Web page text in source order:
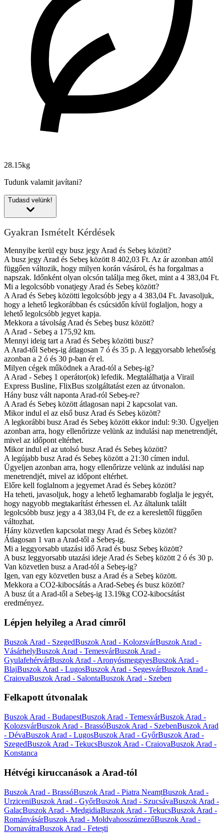
28.15kg
Tudunk valamit javítani?
Tudasd velünk!
Gyakran Ismételt Kérdések
Mennyibe kerül egy busz jegy Arad és Sebeş között?
A busz jegy Arad és Sebeş között 8 402,03 Ft. Az ár azonban attól
függően változik, hogy milyen korán vásárol, és ha forgalmas a
napszak. Időnként olyan olcsón találja meg őket, mint a 4 383,04 Ft.
Mi a legolcsóbb vonatjegy Arad és Sebeş között?
A Arad és Sebeş közötti legolcsóbb jegy a 4 383,04 Ft. Javasoljuk,
hogy a lehető legkorábban és csúcsidőn kívül foglaljon, hogy a
lehető legolcsóbb jegyet kapja.
Mekkora a távolság Arad és Sebeş busz között?
A Arad - Sebeş a 175,92 km.
Mennyi ideig tart a Arad és Sebeş közötti busz?
A Arad-től Sebeş-ig átlagosan 7 ó és 35 p. A leggyorsabb lehetőség
azonban a 2 ó és 30 p-ban ér el.
Milyen cégek működnek a Arad-tól a Sebeş-ig?
A Arad - Sebeş 1 operátor(ok) lefedik. Megtalálhatja a Virail
Express Busline, FlixBus szolgáltatást ezen az útvonalon.
Hány busz vált naponta Arad-ról Sebeş-re?
A Arad és Sebeş között átlagosan napi 2 kapcsolat van.
Mikor indul el az első busz Arad és Sebeş között?
A legkorábbi busz Arad és Sebeş között ekkor indul: 9:30. Ügyeljen
azonban arra, hogy ellenőrizze velünk az indulási nap menetrendjét,
mivel az időpont eltérhet.
Mikor indul el az utolsó busz Arad és Sebeş között?
A legújabb busz Arad és Sebeş között a 21:30 címen indul.
Ügyeljen azonban arra, hogy ellenőrizze velünk az indulási nap
menetrendjét, mivel az időpont eltérhet.
Előre kell foglalnom a jegyemet Arad és Sebeş között?
Ha teheti, javasoljuk, hogy a lehető leghamarabb foglalja le jegyét,
hogy nagyobb megtakarítást érhessen el. Az általunk talált
legolcsóbb busz jegy a 4 383,04 Ft, de ez a kereslettől függően
változhat.
Hány közvetlen kapcsolat megy Arad és Sebeş között?
Átlagosan 1 van a Arad-től a Sebeş-ig.
Mi a leggyorsabb utazási idő Arad és busz Sebeş között?
A busz leggyorsabb utazási ideje Arad és Sebeş között 2 ó és 30 p.
Van közvetlen busz a Arad-tól a Sebeş-ig?
Igen, van egy közvetlen busz a Arad és a Sebeş között.
Mekkora a CO2-kibocsátás a Arad-Sebeş és busz között?
A busz út a Arad-től a Sebeş-ig 13.19kg CO2-kibocsátást
eredményez.
Lépjen helyileg a Arad címről
Buszok Arad - SzegedBuszok Arad - KolozsvárBuszok Arad -
VásárhelyBuszok Arad - TemesvárBuszok Arad -
GyulafehérvárBuszok Arad - AronyósmeggyesBuszok Arad -
BlajBuszok Arad - LugosBuszok Arad - SegesvárBuszok Arad -
CraiovaBuszok Arad - SalontaBuszok Arad - Szeben
Felkapott útvonalak
Buszok Arad - BudapestBuszok Arad - TemesvárBuszok Arad -
KolozsvárBuszok Arad - BrassóBuszok Arad - SzebenBuszok Arad
- DévaBuszok Arad - LugosBuszok Arad - GyőrBuszok Arad -
SzegedBuszok Arad - TekucsBuszok Arad - CraiovaBuszok Arad -
Konstanca
Hétvégi kiruccanások a Arad-tól
Buszok Arad - BrassóBuszok Arad - Piatra NeamțBuszok Arad -
UrziceniBuszok Arad - GyőrBuszok Arad - SzucsávaBuszok Arad -
GalacBuszok Arad - MedgidiaBuszok Arad - TekucsBuszok Arad -
RománvásárBuszok Arad - MoldvahosszúmezőBuszok Arad -
DornavátraBuszok Arad - Fetești